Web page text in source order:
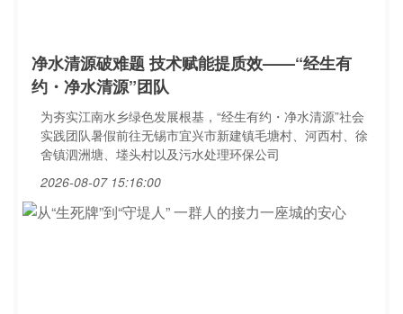
净水清源破难题 技术赋能提质效——“经生有
约・净水清源”团队
为夯实江南水乡绿色发展根基，“经生有约・净水清源”社会
实践团队暑假前往无锡市宜兴市新建镇毛塘村、河西村、徐
舍镇泗洲塘、堘头村以及污水处理环保公司
2026-08-07 15:16:00